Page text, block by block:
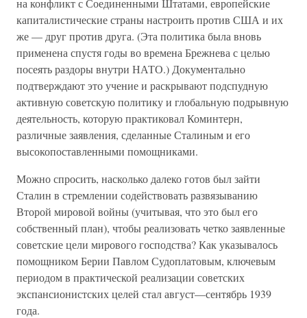
на конфликт с Соединенными Штатами, европейские
капиталистические страны настроить против США и их
же — друг против друга. (Эта политика была вновь
применена спустя годы во времена Брежнева с целью
посеять раздоры внутри НАТО.) Документально
подтверждают это учение и раскрывают подспудную
активную советскую политику и глобальную подрывную
деятельность, которую практиковал Коминтерн,
различные заявления, сделанные Сталиным и его
высокопоставленными помощниками.
Можно спросить, насколько далеко готов был зайти
Сталин в стремлении содействовать развязыванию
Второй мировой войны (учитывая, что это был его
собственный план), чтобы реализовать четко заявленные
советские цели мирового господства? Как указывалось
помощником Берии Павлом Судоплатовым, ключевым
периодом в практической реализации советских
экспансионистских целей стал август—сентябрь 1939
года.